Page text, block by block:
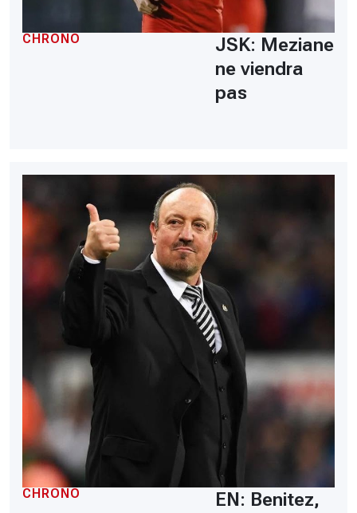
CHRONO
JSK: Meziane
ne viendra
pas
CHRONO
EN: Benitez,